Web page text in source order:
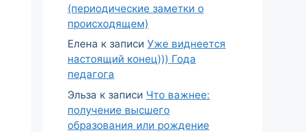
(периодические заметки о
происходящем)
Елена к записи Уже виднеется
настоящий конец))) Года
педагога
Эльза к записи Что важнее:
получение высшего
образования или рождение